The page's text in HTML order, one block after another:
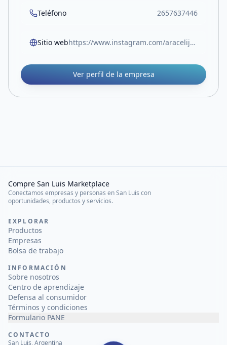
Teléfono 2657637446
Sitio web https://www.instagram.com/aracelijoyasdeplata?igsh=ejJnOWJsM2JrNnRh
Ver perfil de la empresa
Compre San Luis Marketplace
Conectamos empresas y personas en San Luis con
oportunidades, productos y servicios.
EXPLORAR
Productos
Empresas
Bolsa de trabajo
INFORMACIÓN
Sobre nosotros
Centro de aprendizaje
Defensa al consumidor
Términos y condiciones
Formulario PANE
CONTACTO
San Luis, Argentina